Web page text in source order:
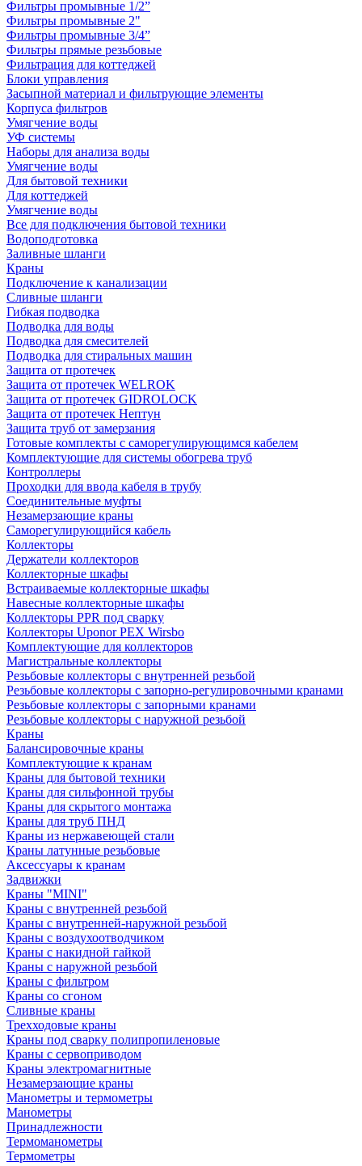
Фильтры промывные 1/2”
Фильтры промывные 2"
Фильтры промывные 3/4”
Фильтры прямые резьбовые
Фильтрация для коттеджей
Блоки управления
Засыпной материал и фильтрующие элементы
Корпуса фильтров
Умягчение воды
УФ системы
Наборы для анализа воды
Умягчение воды
Для бытовой техники
Для коттеджей
Умягчение воды
Все для подключения бытовой техники
Водоподготовка
Заливные шланги
Краны
Подключение к канализации
Сливные шланги
Гибкая подводка
Подводка для воды
Подводка для смесителей
Подводка для стиральных машин
Защита от протечек
Защита от протечек WELROK
Защита от протечек GIDROLOCK
Защита от протечек Нептун
Защита труб от замерзания
Готовые комплекты с саморегулирующимся кабелем
Комплектующие для системы обогрева труб
Контроллеры
Проходки для ввода кабеля в трубу
Соединительные муфты
Незамерзающие краны
Саморегулирующийся кабель
Коллекторы
Держатели коллекторов
Коллекторные шкафы
Встраиваемые коллекторные шкафы
Навесные коллекторные шкафы
Коллекторы PPR под сварку
Коллекторы Uponor PEX Wirsbo
Комплектующие для коллекторов
Магистральные коллекторы
Резьбовые коллекторы с внутренней резьбой
Резьбовые коллекторы с запорно-регулировочными кранами
Резьбовые коллекторы с запорными кранами
Резьбовые коллекторы с наружной резьбой
Краны
Балансировочные краны
Комплектующие к кранам
Краны для бытовой техники
Краны для сильфонной трубы
Краны для скрытого монтажа
Краны для труб ПНД
Краны из нержавеющей стали
Краны латунные резьбовые
Аксессуары к кранам
Задвижки
Краны "MINI"
Краны с внутренней резьбой
Краны с внутренней-наружной резьбой
Краны с воздухоотводчиком
Краны с накидной гайкой
Краны с наружной резьбой
Краны с фильтром
Краны со сгоном
Сливные краны
Трехходовые краны
Краны под сварку полипропиленовые
Краны с сервоприводом
Краны электромагнитные
Незамерзающие краны
Манометры и термометры
Манометры
Принадлежности
Термоманометры
Термометры